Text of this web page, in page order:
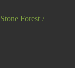
Stone Forest /